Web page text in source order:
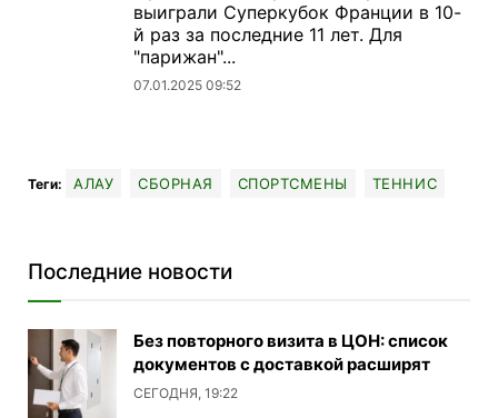
выиграли Суперкубок Франции в 10-
й раз за последние 11 лет. Для
"парижан"...
07.01.2025 09:52
Теги: АЛАУ СБОРНАЯ СПОРТСМЕНЫ ТЕННИС
Последние новости
Без повторного визита в ЦОН: список
документов с доставкой расширят
СЕГОДНЯ, 19:22